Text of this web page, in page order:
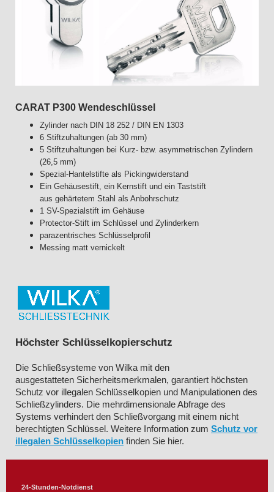
CARAT P300 Wendeschlüssel
Zylinder nach DIN 18 252 / DIN EN 1303
6 Stiftzuhaltungen (ab 30 mm)
5 Stiftzuhaltungen bei Kurz- bzw. asymmetrischen Zylindern
(26,5 mm)
Spezial-Hantelstifte als Pickingwiderstand
Ein Gehäusestift, ein Kernstift und ein Taststift
aus gehärtetem Stahl als Anbohrschutz
1 SV-Spezialstift im Gehäuse
Protector-Stift im Schlüssel und Zylinderkern
parazentrisches Schlüsselprofil
Messing matt vernickelt
Höchster Schlüsselkopierschutz
Die Schließsysteme von Wilka mit den
ausgestatteten Sicherheitsmerkmalen, garantiert höchsten
Schutz vor illegalen Schlüsselkopien und Manipulationen des
Schließzylinders. Die mehrdimensionale Abfrage des
Systems verhindert den Schließvorgang mit einem nicht
berechtigten Schlüssel. Weitere Information zum Schutz vor
illegalen Schlüsselkopien finden Sie hier.
24-Stunden-Notdienst